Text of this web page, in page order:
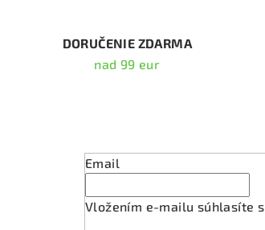
c
i
v
k
y
DORUČENIE ZDARMA
nad 99 eur
Email
Vložením e-mailu súhlasíte s